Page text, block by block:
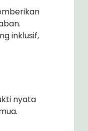
inklusif,
nyata